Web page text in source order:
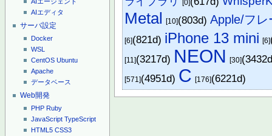
AIエディタ
サーバ設定
Docker
WSL
CentOS Ubuntu
Apache
データベース
Web開発
PHP Ruby
JavaScript TypeScript
HTML5 CSS3
[0]
Metal [10](803d)Apple/フ
[6](821d) iPhone 13 mini [6]
[11](3217d) NEON [30]
[571](4951d) C [176](6221d)